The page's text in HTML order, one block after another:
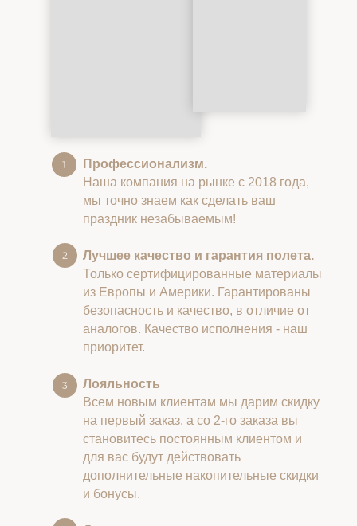
Профессионализм.
Наша компания на рынке с 2018 года,
мы точно знаем как сделать ваш
праздник незабываемым!
Лучшее качество и гарантия полета.
Только сертифицированные материалы
из Европы и Америки. Гарантированы
безопасность и качество, в отличие от
аналогов. Качество исполнения - наш
приоритет.
Лояльность
Всем новым клиентам мы дарим скидку
на первый заказ, а со 2-го заказа вы
становитесь постоянным клиентом и
для вас будут действовать
дополнительные накопительные скидки
и бонусы.